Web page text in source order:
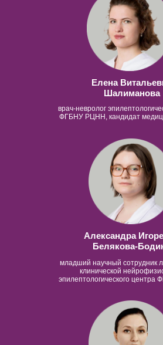
Елена
Шалиманова
врач-невролог
ФГБНУ РЦНН, кандидат
Александра
Белякова-
младший научный сотрудник
клинической
эпилептологического